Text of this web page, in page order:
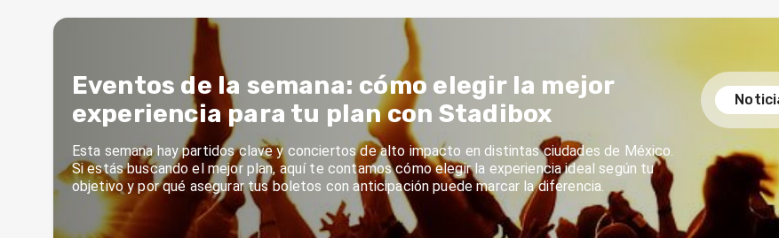
Eventos de la semana: cómo elegir la mejor
experiencia para tu plan con Stadibox
Esta semana hay partidos clave y conciertos de alto impacto en distintas ciudades de México.
Si estás buscando el mejor plan, aquí te contamos cómo elegir la experiencia ideal según tu
objetivo y por qué asegurar tus boletos con anticipación puede marcar la diferencia.